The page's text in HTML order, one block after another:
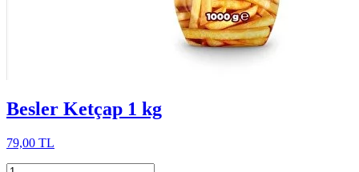
Besler Ketçap 1 kg
79,00 TL